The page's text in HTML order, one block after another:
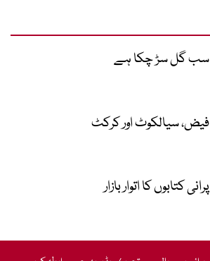
سب گل سڑ چکا ہے
فیض، سیالکوٹ اور کرکٹ
پرانی کتابوں کا اتوار بازار